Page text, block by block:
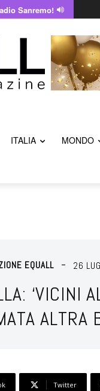
Sanremo!
ITALIA MONDO
EQUALL 26
‘VICINI
ALTRA
Twitter